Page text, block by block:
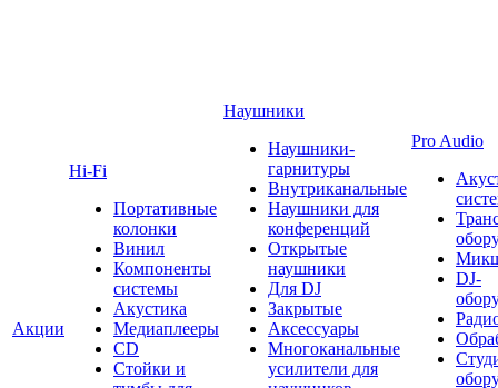
Акции
Hi-Fi
Портативные
колонки
Винил
Компоненты
системы
Акустика
Медиаплееры
CD
Стойки и
Наушники
Наушники-
гарнитуры
Внутриканальные
Наушники для
конференций
Открытые
наушники
Для DJ
Закрытые
Аксессуары
Многоканальные
усилители для
Pro Audio
DJ-